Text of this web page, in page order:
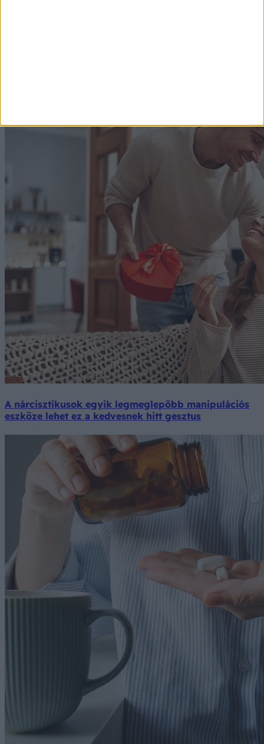
A nárcisztikusok egyik legmeglepőbb manipulációs
eszköze lehet ez a kedvesnek hitt gesztus